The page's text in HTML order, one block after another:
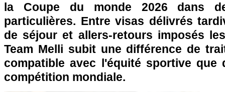
la Coupe du monde 2026 dans
particulières. Entre visas délivrés
de séjour et allers-retours imposés
Team Melli subit une différence de
compatible avec l'équité sportive que
compétition mondiale.